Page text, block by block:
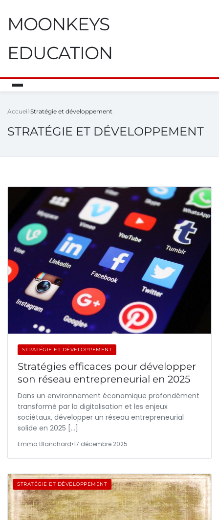
MOONKEYS
EDUCATION
Accueil Stratégie et développement
STRATÉGIE ET DÉVELOPPEMENT
STRATÉGIE ET DÉVELOPPEMENT
Stratégies efficaces pour développer
son réseau entrepreneurial en 2025
Dans un environnement économique profondément
transformé par la digitalisation et les enjeux
sociétaux, développer un réseau entrepreneurial
solide en 2025 […]
Emma Blanchard•17 décembre 2025
STRATÉGIE ET DÉVELOPPEMENT